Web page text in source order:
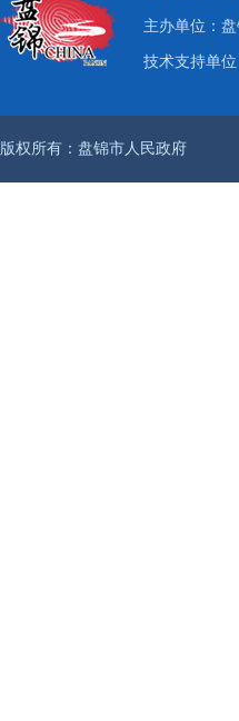
主办单位：
技术支持单
版权所有：盘锦市人民政府